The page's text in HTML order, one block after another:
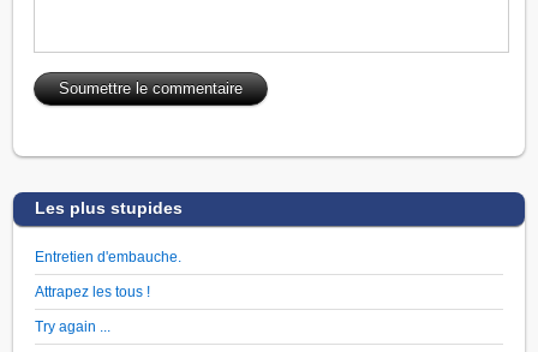
Les plus stupides
Entretien d'embauche.
Attrapez les tous !
Try again ...